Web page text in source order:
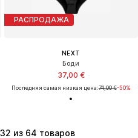
РАСПРОДАЖА
NEXT
Боди
37,00 €
Последняя самая низкая цена:74,00 €-50%
из 64 товаров